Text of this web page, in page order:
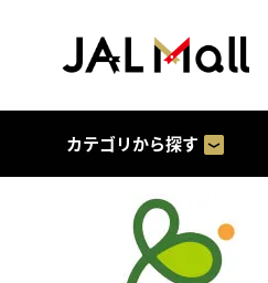
カテゴリから探す